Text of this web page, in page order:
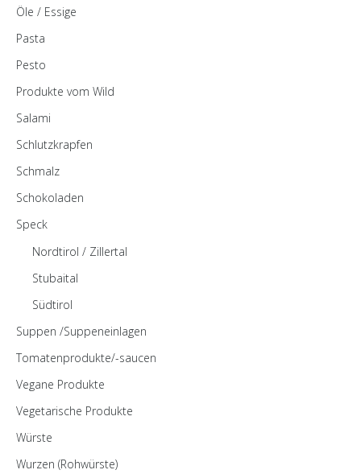
Öle / Essige
Pasta
Pesto
Produkte vom Wild
Salami
Schlutzkrapfen
Schmalz
Schokoladen
Speck
Nordtirol / Zillertal
Stubaital
Südtirol
Suppen /Suppeneinlagen
Tomatenprodukte/-saucen
Vegane Produkte
Vegetarische Produkte
Würste
Wurzen (Rohwürste)